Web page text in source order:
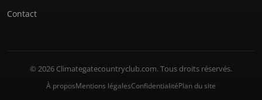
Contact
© 2026 Climategatecountryclub.com. Tous droits réservés.
À proposMentions légalesConfidentialitéPlan du site